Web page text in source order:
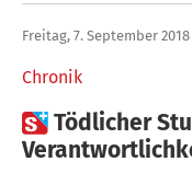
Chronik
Freitag, 7. September 2018
Tödlicher